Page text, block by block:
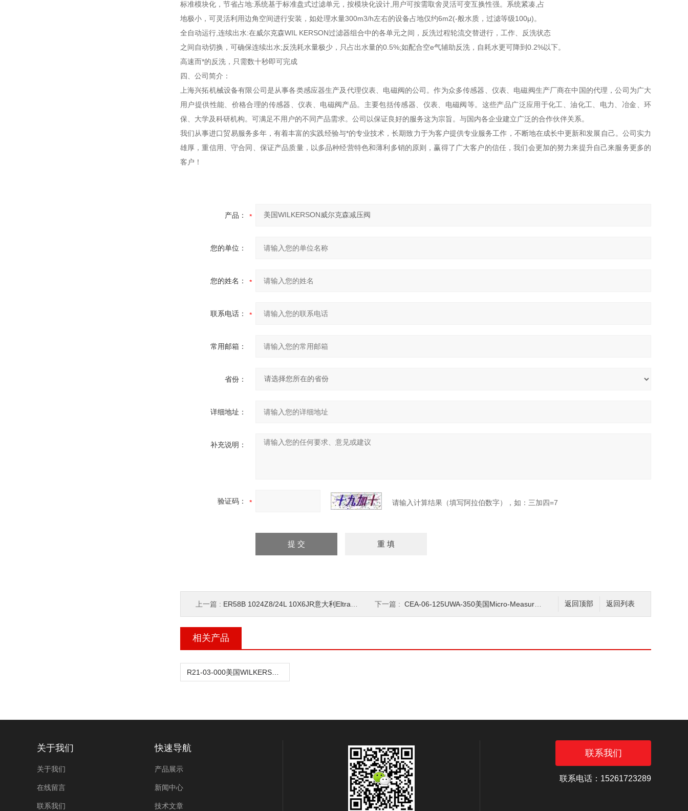
标准模块化，节省占地:系统基于标准盘式过滤单元，按模块化设计,用户可按需取舍灵活可变互换性强。系统紧凑,占
地极小，可灵活利用边角空间进行安装，如处理水量300m3/h左右的设备占地仅约6m2(-般水质，过滤等级100μ)。
全自动运行,连续出水:在威尔克森WIL KERSON过滤器组合中的各单元之间，反洗过程轮流交替进行，工作、反洗状态
之间自动切换，可确保连续出水;反洗耗水量极少，只占出水量的0.5%;如配合空e气辅助反洗，自耗水更可降到0.2%以下。
高速而*的反洗，只需数十秒即可完成
四、公司简介：
上海兴拓机械设备有限公司是从事各类感应器生产及代理仪表、电磁阀的公司。作为众多传感器、仪表、电磁阀生产厂商在中国的代理，公司为广大
用户提供性能、价格合理的传感器、仪表、电磁阀产品。主要包括传感器、仪表、电磁阀等。这些产品广泛应用于化工、油化工、电力、冶金、环
保、大学及科研机构。可满足不用户的不同产品需求。公司以保证良好的服务这为宗旨。与国内各企业建立广泛的合作伙伴关系。
我们从事进口贸易服务多年，有着丰富的实践经验与*的专业技术，长期致力于为客户提供专业服务工作，不断地在成长中更新和发展自己。公司实力
雄厚，重信用、守合同、保证产品质量，以多品种经营特色和薄利多销的原则，赢得了广大客户的信任，我们会更加的努力来提升自己来服务更多的
客户！
产品：
您的单位：
您的姓名：
联系电话：
常用邮箱：
省份：
详细地址：
补充说明：
验证码： 请输入计算结果（填写阿拉伯数字），如：三加四=7
返回列表
返回顶部
上一篇 : ER58B 1024Z8/24L 10X6JR意大利Eltra意尔创编码器 下一篇 : CEA-06-125UWA-350美国Micro-Measurements威世应变计
相关产品
关于我们
关于我们
在线留言
联系我们
快速导航
产品展示
新闻中心
技术文章
联系我们
联系电话：15261723289